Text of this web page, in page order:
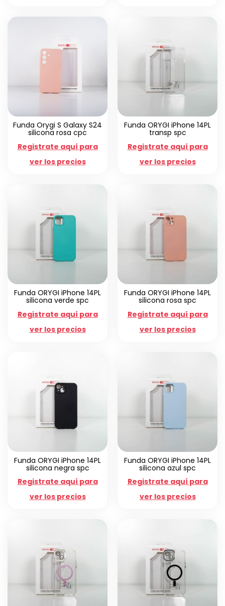
Funda Orygi S Galaxy S24
silicona rosa cpc
Registrate aquí para
ver los precios
Funda ORYGI iPhone 14PL
transp spc
Registrate aquí para
ver los precios
Funda ORYGI iPhone 14PL
silicona verde spc
Registrate aquí para
ver los precios
Funda ORYGI iPhone 14PL
silicona rosa spc
Registrate aquí para
ver los precios
Funda ORYGI iPhone 14PL
silicona negra spc
Registrate aquí para
ver los precios
Funda ORYGI iPhone 14PL
silicona azul spc
Registrate aquí para
ver los precios